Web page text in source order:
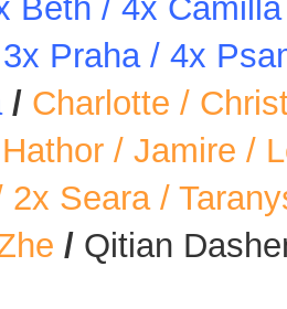
Beth / 4x
Praha / 4x
/ Charlotte /
/ Jamire /
2x Seara /
/ Qitian